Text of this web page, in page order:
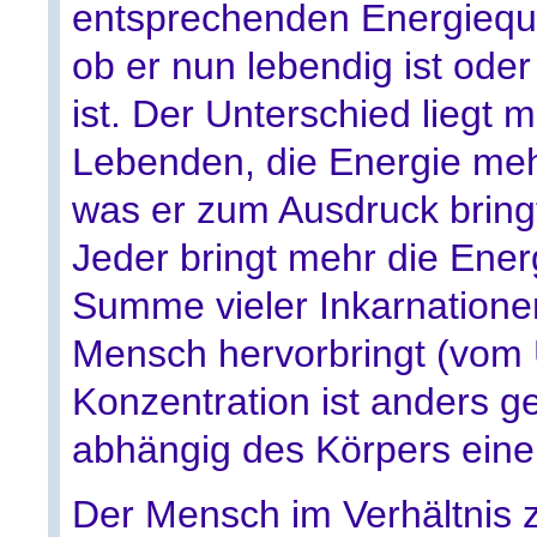
entsprechenden
ob er nun lebendig ist
ist. Der Unterschied liegt
Lebenden, die Energie
was er zum Ausdruck
Jeder bringt mehr die
Summe vieler
Mensch hervorbringt
Konzentration ist anders
abhängig des Körpers
Der Mensch im Verhältnis